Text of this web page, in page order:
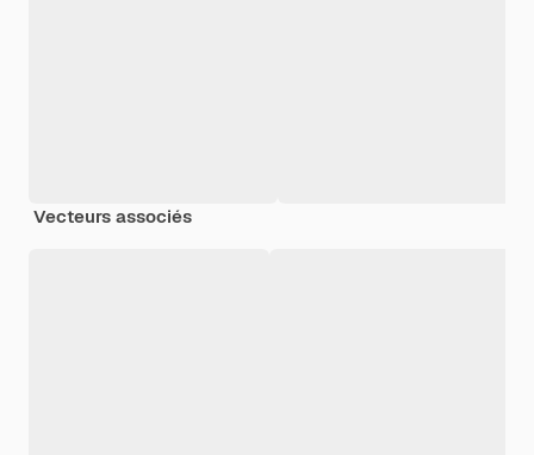
Vecteurs associés